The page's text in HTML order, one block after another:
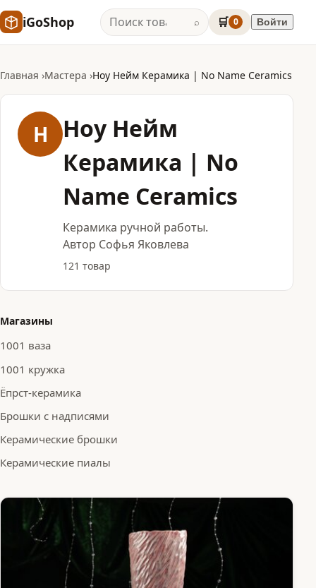
iGoShop ⌕ 🛒 0 Войти
Главная Мастера Ноу Нейм Керамика | No Name Ceramics
Н
Ноу Нейм
Керамика | No
Name Ceramics
Керамика ручной работы.
Автор Софья Яковлева
121 товар
Магазины
1001 ваза
1001 кружка
Ёпрст-керамика
Брошки с надписями
Керамические брошки
Керамические пиалы